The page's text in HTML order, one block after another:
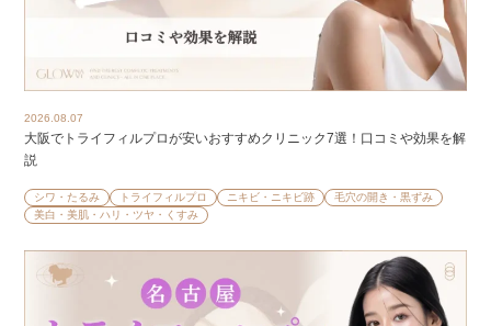
2026.08.07
大阪でトライフィルプロが安いおすすめクリニック7選！口コミや効果を解
説
シワ・たるみ トライフィルプロ ニキビ・ニキビ跡
毛穴の開き・黒ずみ
美白・美肌・ハリ・ツヤ・くすみ